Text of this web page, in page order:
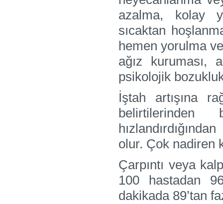
azalma, kolay
sıcaktan
hemen yorulma
ağız kuruması,
psikolojik
İştah artışına
belirtilerinden
olur. Çok nadiren
Çarpıntı veya
100 hastadan
dakikada 89’tan